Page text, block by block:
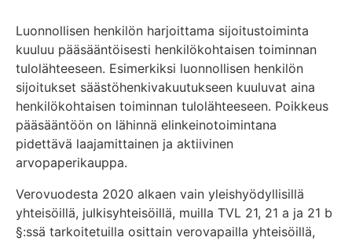
Luonnollisen henkilön harjoittama sijoitustoiminta
kuuluu pääsääntöisesti henkilökohtaisen toiminnan
tulolähteeseen. Esimerkiksi luonnollisen henkilön
sijoitukset säästöhenkivakuutukseen kuuluvat aina
henkilökohtaisen toiminnan tulolähteeseen. Poikkeus
pääsääntöön on lähinnä elinkeinotoimintana
pidettävä laajamittainen ja aktiivinen
arvopaperikauppa.
Verovuodesta 2020 alkaen vain yleishyödyllisillä
yhteisöillä, julkisyhteisöillä, muilla TVL 21, 21 a ja 21 b
§:ssä tarkoitetuilla osittain verovapailla yhteisöillä,